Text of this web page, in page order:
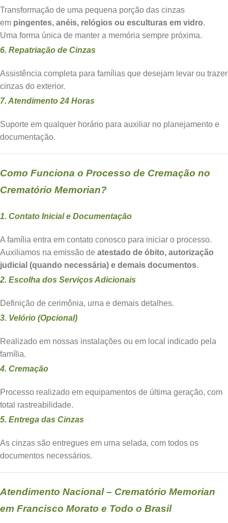
Transformação de uma pequena porção das cinzas
em pingentes, anéis, relógios ou esculturas em vidro.
Uma forma única de manter a memória sempre próxima.
6. Repatriação de Cinzas
Assistência completa para famílias que desejam levar ou trazer
cinzas do exterior.
7. Atendimento 24 Horas
Suporte em qualquer horário para auxiliar no planejamento e
documentação.
Como Funciona o Processo de Cremação no
Crematório Memorian?
1. Contato Inicial e Documentação
A família entra em contato conosco para iniciar o processo.
Auxiliamos na emissão de atestado de óbito, autorização
judicial (quando necessária) e demais documentos.
2. Escolha dos Serviços Adicionais
Definição de cerimônia, urna e demais detalhes.
3. Velório (Opcional)
Realizado em nossas instalações ou em local indicado pela
família.
4. Cremação
Processo realizado em equipamentos de última geração, com
total rastreabilidade.
5. Entrega das Cinzas
As cinzas são entregues em urna selada, com todos os
documentos necessários.
Atendimento Nacional – Crematório Memorian
em Francisco Morato e Todo o Brasil